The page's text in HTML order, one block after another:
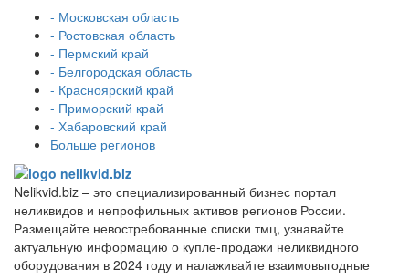
- Московская область
- Ростовская область
- Пермский край
- Белгородская область
- Красноярский край
- Приморский край
- Хабаровский край
Больше регионов
Nelikvid.biz – это специализированный бизнес портал
неликвидов и непрофильных активов регионов России.
Размещайте невостребованные списки тмц, узнавайте
актуальную информацию о купле-продажи неликвидного
оборудования в 2024 году и налаживайте взаимовыгодные